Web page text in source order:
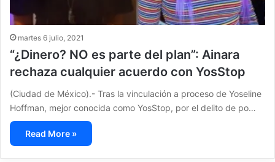
martes 6 julio, 2021
“¿Dinero? NO es parte del plan”: Ainara
rechaza cualquier acuerdo con YosStop
(Ciudad de México).- Tras la vinculación a proceso de Yoseline
Hoffman, mejor conocida como YosStop, por el delito de po…
Read More »